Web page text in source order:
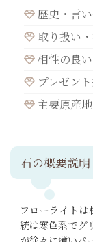
歴史・言
取り扱い
相性の良
プレゼン
主要原産地
石の概要説明
フローライト
統は寒色系でグ